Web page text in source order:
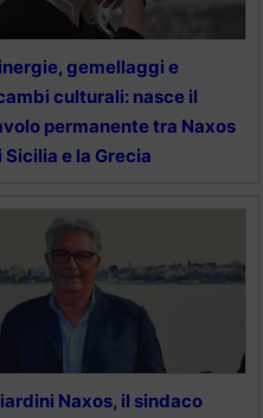
gemellaggi e
culturali: nasce il
permanente tra Naxos
Sicilia e la Grecia
Naxos, il sindaco